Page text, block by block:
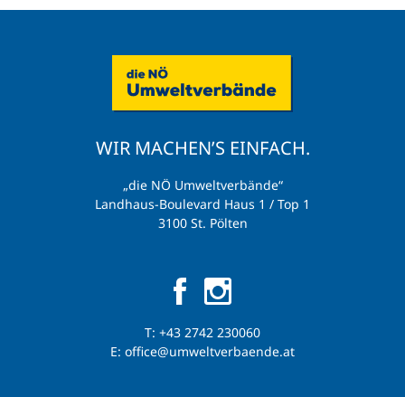
WIR MACHEN’S EINFACH.
„die NÖ Umweltverbände“
Landhaus-Boulevard Haus 1 / Top 1
3100 St. Pölten
T: +43 2742 230060
E: office@umweltverbaende.at